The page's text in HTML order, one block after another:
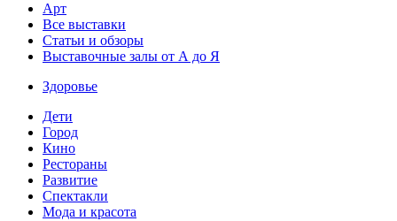
Арт
Все выставки
Статьи и обзоры
Выставочные залы от А до Я
Здоровье
Дети
Город
Кино
Рестораны
Развитие
Спектакли
Мода и красота